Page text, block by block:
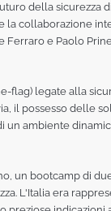
della sicurezza
collaborazione
e Paolo
flag) legate alla
il possesso delle
ambiente
un bootcamp di
L'Italia era